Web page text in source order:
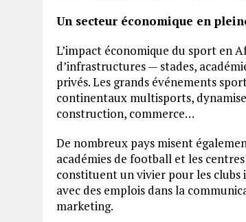
Un secteur économique en
L’impact économique du sport en
d’infrastructures — stades,
privés. Les grands événements
continentaux multisports,
construction, commerce…
De nombreux pays misent
académies de football et les
constituent un vivier pour les
avec des emplois dans la
marketing.